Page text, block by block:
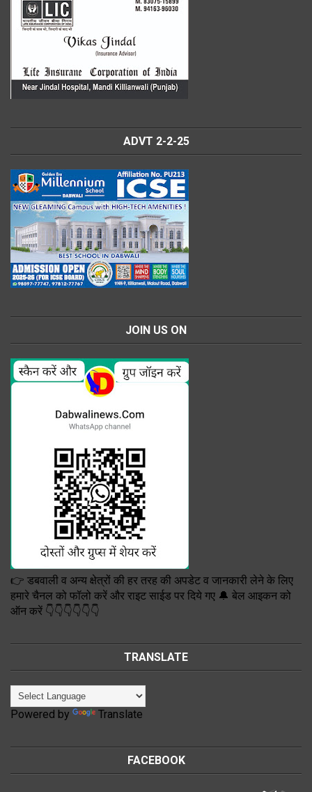
ADVT 2-2-25
JOIN US ON
👉 डबवाली व अन्य क्षेत्रों की हर तरह की अपडेट व जानकारी लेने के लिए
हमारे चैनल को फॉलो करें और राइट साईड पर दिये गए 🔔 बेल आइकन को
ऑन करें 👇👇👇👇👇👇
TRANSLATE
Powered by Translate
FACEBOOK